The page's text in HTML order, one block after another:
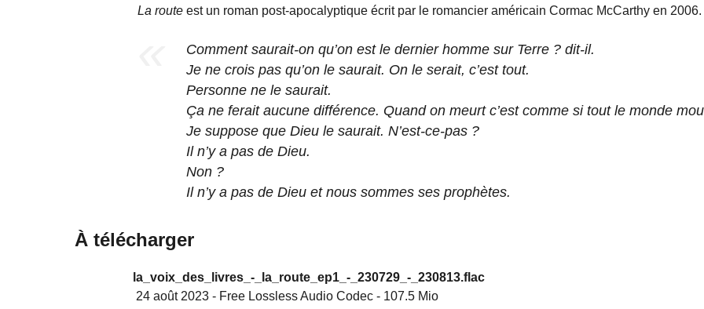
La route est un roman post-apocalyptique écrit par le romancier américain Cormac McCarthy en 2006.
Comment saurait-on qu’on est le dernier homme sur Terre ? dit-il.
Je ne crois pas qu’on le saurait. On le serait, c’est tout.
Personne ne le saurait.
Ça ne ferait aucune différence. Quand on meurt c’est comme si tout le monde
Je suppose que Dieu le saurait. N’est-ce-pas ?
Il n’y a pas de Dieu.
Non ?
Il n’y a pas de Dieu et nous sommes ses prophètes.
À télécharger
la_voix_des_livres_-_la_route_ep1_-_230729_-_230813.flac
24 août 2023 - Free Lossless Audio Codec - 107.5 Mio